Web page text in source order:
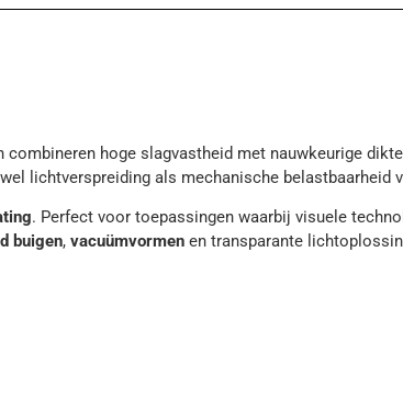
combineren hoge slagvastheid met nauwkeurige
lichtverspreiding als mechanische
. Perfect voor toepassingen waarbij visuele
buigen, vacuümvormen en transparante